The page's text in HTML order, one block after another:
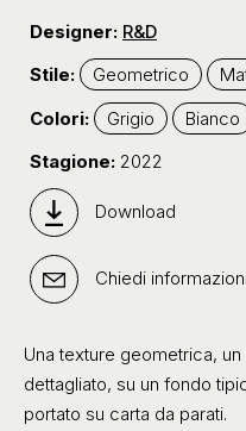
Designer: R&D
Stile:
Geometrico
Colori:
Grigio
Bianco
Stagione: 2022
Download
Chiedi
Una texture geometrica,
dettagliato, su un fondo
portato su carta da parati.